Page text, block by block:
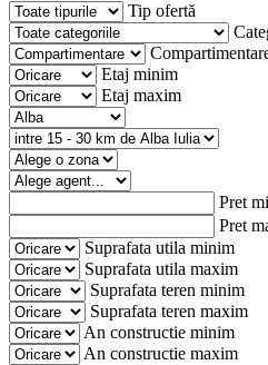
Tip ofertă
Etaj minim
Etaj maxim
Pret
Pret
Suprafata utila minim
Suprafata utila maxim
Suprafata teren minim
Suprafata teren maxim
An constructie minim
An constructie maxim